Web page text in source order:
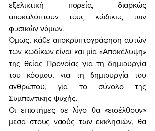
εξελικτική πορεία, διαρκώς
αποκαλύπτουν τους κώδικες των
φυσικών νόμων.
Όμως, κάθε αποκρυπτογράφηση αυτών
των κωδίκων είναι και μία «Αποκάλυψη»
της θείας Προνοίας για τη δημιουργία
του κόσμου, για τη δημιουργία του
ανθρώπου, για το σύνολο της
Συμπαντικής ψυχής.
Οι επιστήμες σε λίγο θα «εισέλθουν»
μέσα στους ναούς των εκκλησιών, θα